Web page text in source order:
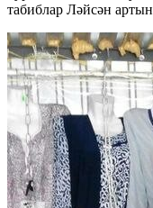
табиблар Ләйсән